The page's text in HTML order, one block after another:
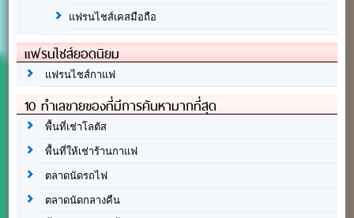
แฟรนไชส์เคสมือถือ
แฟรนไชส์ยอดนิยม
แฟรนไชส์กาแฟ
10 ทำเลขายของที่มีการค้นหามากที่สุด
พื้นที่เช่าโลตัส
พื้นที่ให้เช่าร้านกาแฟ
ตลาดนัดรถไฟ
ตลาดนัดกลางคืน